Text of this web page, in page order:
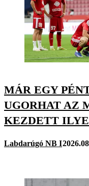
MÁR EGY
UGORHAT AZ
KEZDETT
Labdarúgó NB I